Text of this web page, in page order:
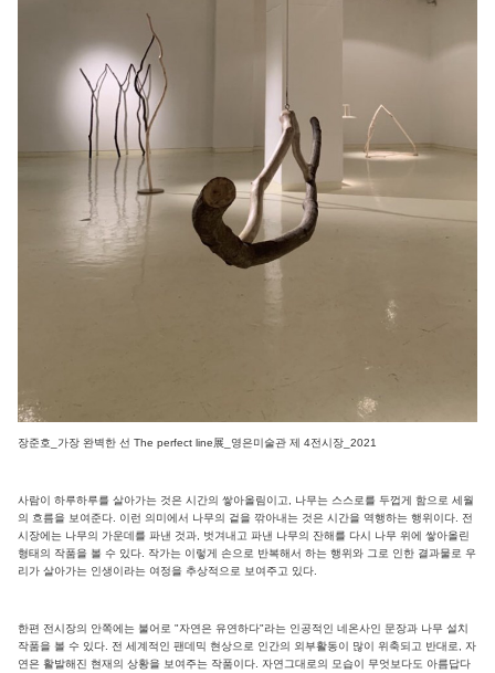
장준호_가장 완벽한 선 The perfect line展_영은미술관 제 4전시장_2021
사람이 하루하루를 살아가는 것은 시간의 쌓아올림이고, 나무는 스스로를 두껍게 함으로 세월
의 흐름을 보여준다. 이런 의미에서 나무의 겉을 깎아내는 것은 시간을 역행하는 행위이다. 전
시장에는 나무의 가운데를 파낸 것과, 벗겨내고 파낸 나무의 잔해를 다시 나무 위에 쌓아올린
형태의 작품을 볼 수 있다. 작가는 이렇게 손으로 반복해서 하는 행위와 그로 인한 결과물로 우
리가 살아가는 인생이라는 여정을 추상적으로 보여주고 있다.
한편 전시장의 안쪽에는 불어로 "자연은 유연하다"라는 인공적인 네온사인 문장과 나무 설치
작품을 볼 수 있다. 전 세계적인 팬데믹 현상으로 인간의 외부활동이 많이 위축되고 반대로, 자
연은 활발해진 현재의 상황을 보여주는 작품이다. 자연그대로의 모습이 무엇보다도 아름답다